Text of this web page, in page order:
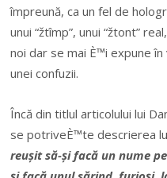
împreună, ca un fel de
unui “žtîmp”, unui “žtont”
noi dar se mai È™i expune
unei confuzii.
Încă din titlul articolului lui
se potriveÈ™te descrierea
reușit să-și facă un nume